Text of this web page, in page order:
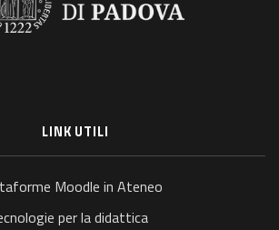
LINK UTILI
Moodle in Ateneo
per la didattica